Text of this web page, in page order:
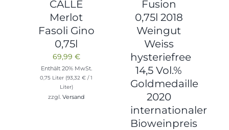
CALLE
Merlot
Fasoli Gino
0,75l
69,99 €
Enthält 20% MwSt.
0,75 Liter (93,32€ / 1
Liter)
zzgl.Versand
Fusion
0,75l 2018
Weingut
Weiss
hysteriefree
14,5 Vol.%
Goldmedaille
2020
internationaler
Bioweinpreis